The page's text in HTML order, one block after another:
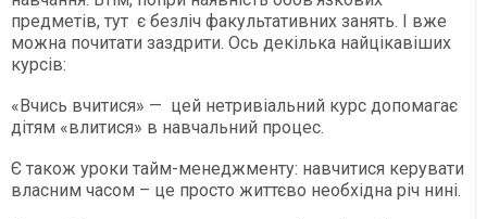
предметів, тут є безліч факультативних занять. І вже
можна почитати заздрити. Ось декілька найцікавіших
курсів:
«Вчись вчитися» — цей нетривіальний курс допомагає
дітям «влитися» в навчальний процес.
Є також уроки тайм-менеджменту: навчитися керувати
власним часом – це просто життєво необхідна річ нині.